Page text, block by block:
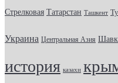
Стрелковая Татарстан Ташкент
Украина Центральная Азия
история казахи